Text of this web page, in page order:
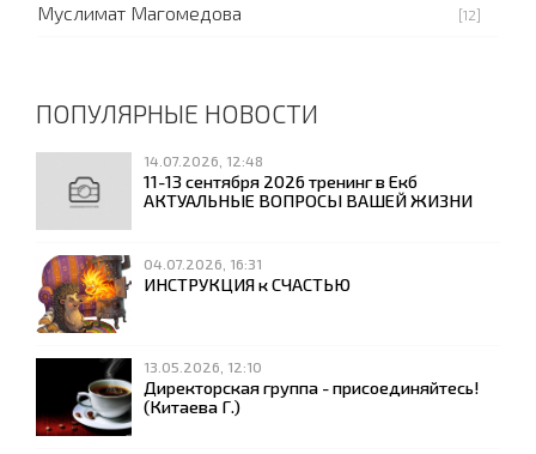
Муслимат Магомедова [12]
ПОПУЛЯРНЫЕ НОВОСТИ
14.07.2026, 12:48
11-13 сентября 2026 тренинг в Екб
АКТУАЛЬНЫЕ ВОПРОСЫ ВАШЕЙ ЖИЗНИ
04.07.2026, 16:31
ИНСТРУКЦИЯ к СЧАСТЬЮ
13.05.2026, 12:10
Директорская группа - присоединяйтесь!
(Китаева Г.)